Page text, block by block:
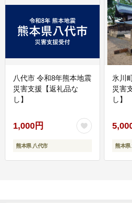
八代市 令和8年熊本地震
災害支援【返礼品な
し】
1,000円
熊本県 八代市
氷川
災害
し】
熊本県